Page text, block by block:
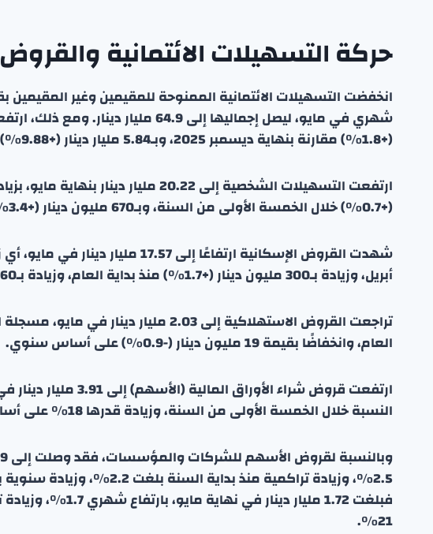
حركة التسهيلات الائتمانية والقروض
(+1.8%) مقارنة بنهاية ديسمبر 2025، وبـ5.84 مليار دينار (+9.88%) مقارنة بمايو 2025.
(+0.7%) خلال الخمسة الأولى من السنة، وبـ670 مليون دينار (+3.4%) على أساس سنوي.
أبريل، وزيادة بـ300 مليون دينار (+1.7%) منذ بداية العام، وزيادة بـ760 مليون دينار (+4.5%) مقارنة بمايو 2025.
العام، وانخفاضًا بقيمة 19 مليون دينار (-0.9%) على أساس سنوي.
النسبة خلال الخمسة الأولى من السنة، وزيادة قدرها 18% على أساس سنوي.
21%.